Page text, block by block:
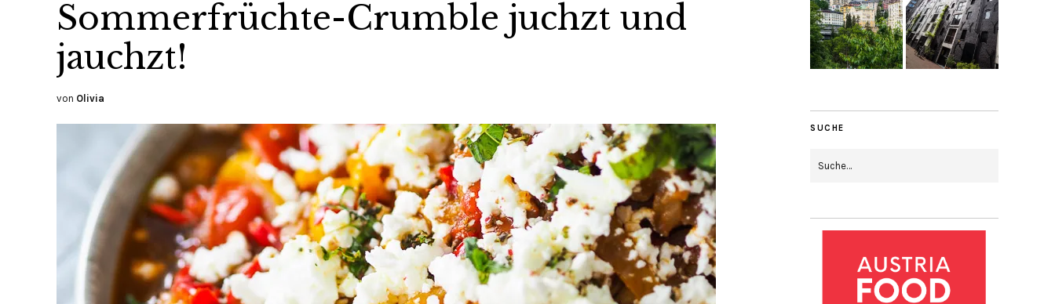
Sommerfrüchte-Crumble juchzt und
jauchzt!
von Olivia
SUCHE